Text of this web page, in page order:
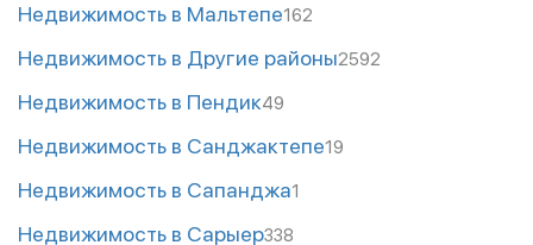
Недвижимость в Мальтепе162
Недвижимость в Другие районы2592
Недвижимость в Пендик49
Недвижимость в Санджактепе19
Недвижимость в Сапанджа1
Недвижимость в Сарыер338